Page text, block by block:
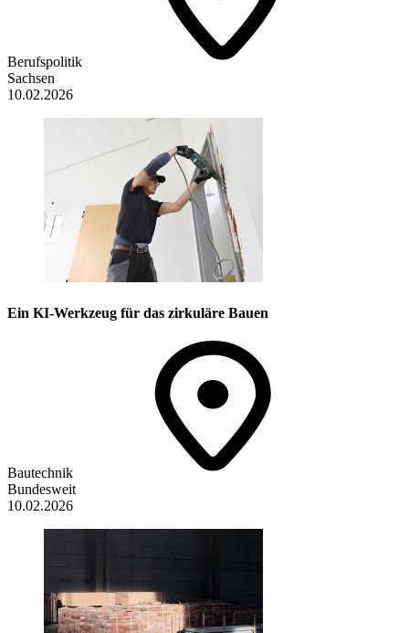
Berufspolitik
Sachsen
10.02.2026
Ein KI-Werkzeug für das zirkuläre Bauen
Bautechnik
Bundesweit
10.02.2026